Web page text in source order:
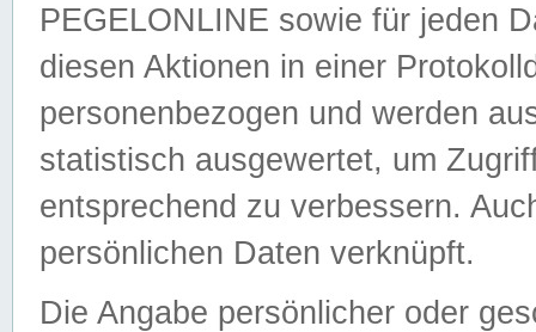
PEGELONLINE sowie für jeden
diesen Aktionen in einer
personenbezogen und werden
statistisch ausgewertet, um
entsprechend zu verbessern.
persönlichen Daten verknüpft.
Die Angabe persönlicher oder